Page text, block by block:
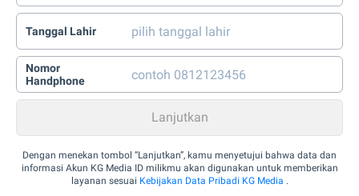
Tanggal Lahir
Nomor
Handphone
Dengan menekan tombol “Lanjutkan”, kamu menyetujui bahwa data dan
informasi Akun KG Media ID milikmu akan digunakan untuk memberikan
layanan sesuai Kebijakan Data Pribadi KG Media .